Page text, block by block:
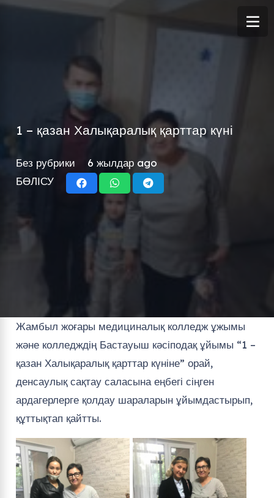
1 – қазан Халықаралық қарттар күні
Без рубрики
6 жылдар ago
БӨЛІСУ
Жамбыл жоғары медициналық колледж ұжымы
және колледждің Бастауыш кәсіподақ ұйымы “1 –
қазан Халықаралық қарттар күніне” орай,
денсаулық сақтау саласына еңбегі сіңген
ардагерлерге қолдау шараларын ұйымдастырып,
құттықтап қайтты.